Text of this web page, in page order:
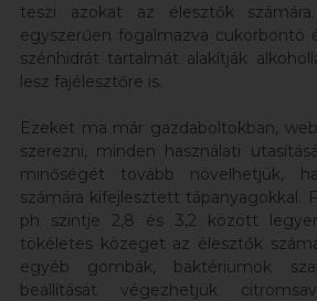
teszi azokat az élesztők
egyszerűen fogalmazva cukorbontó
szénhidrát tartalmát alakítják
lesz fajélesztőre is.
Ezeket ma már gazdaboltokban,
szerezni, minden használati
minőségét tovább növelhetjük,
számára kifejlesztett tápanyagokkal.
ph szintje 2,8 és 3,2 között
tökéletes közeget az élesztők
egyéb gombák, baktériumok
beállítását végezhetjük